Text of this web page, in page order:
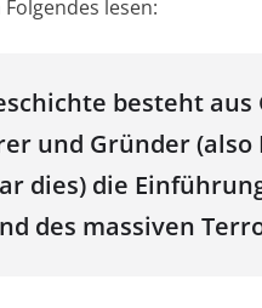
lesen:
besteht
und Gründer
dies) die
des massiven